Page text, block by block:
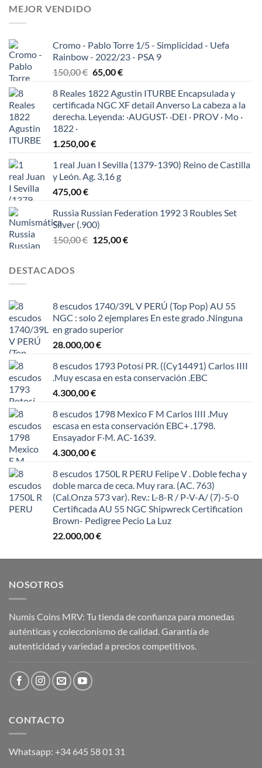
MEJOR VENDIDO
Cromo - Pablo Torre 1/5 - Simplicidad - Uefa
Rainbow - 2022/23 - PSA 9
150,00€ El
original
era:
150,00 €.
65,00€El
actual
es:
65,00 €.
8 Reales 1822 Agustin ITURBE Encapsulada y
certificada NGC XF detail Anverso La cabeza a la
derecha. Leyenda: ·AUGUST· ·DEI · PROV · Mo ·
1822 ·
1.250,00€
1 real Juan I Sevilla (1379-1390) Reino de Castilla
y León. Ag. 3,16 g
475,00€
Russia Russian Federation 1992 3 Roubles Set
Silver (.900)
150,00€ El
125,00€El
DESTACADOS
8 escudos 1740/39L V PERÚ (Top Pop) AU 55
NGC : solo 2 ejemplares En este grado .Ninguna
en grado superior
28.000,00€
8 escudos 1793 Potosí PR. ((Cy14491) Carlos IIII
.Muy escasa en esta conservación .EBC
4.300,00€
8 escudos 1798 Mexico F M Carlos IIII .Muy
escasa en esta conservación EBC+ .1798.
Ensayador F·M. AC-1639.
4.300,00€
8 escudos 1750L R PERU Felipe V . Doble fecha y
doble marca de ceca. Muy rara. (AC. 763)
(Cal.Onza 573 var). Rev.: L-8-R / P-V-A/ (7)-5-0
Certificada AU 55 NGC Shipwreck Certification
Brown- Pedigree Pecio La Luz
22.000,00€
NOSOTROS
Numis Coins MRV: Tu tienda de confianza para monedas
auténticas y coleccionismo de calidad. Garantía de
autenticidad y variedad a precios competitivos.
CONTACTO
Whatsapp: +34 645 58 01 31